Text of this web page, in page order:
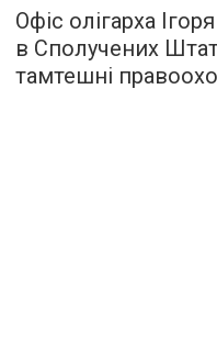
Офіс олігарха
в Сполучених
тамтешні